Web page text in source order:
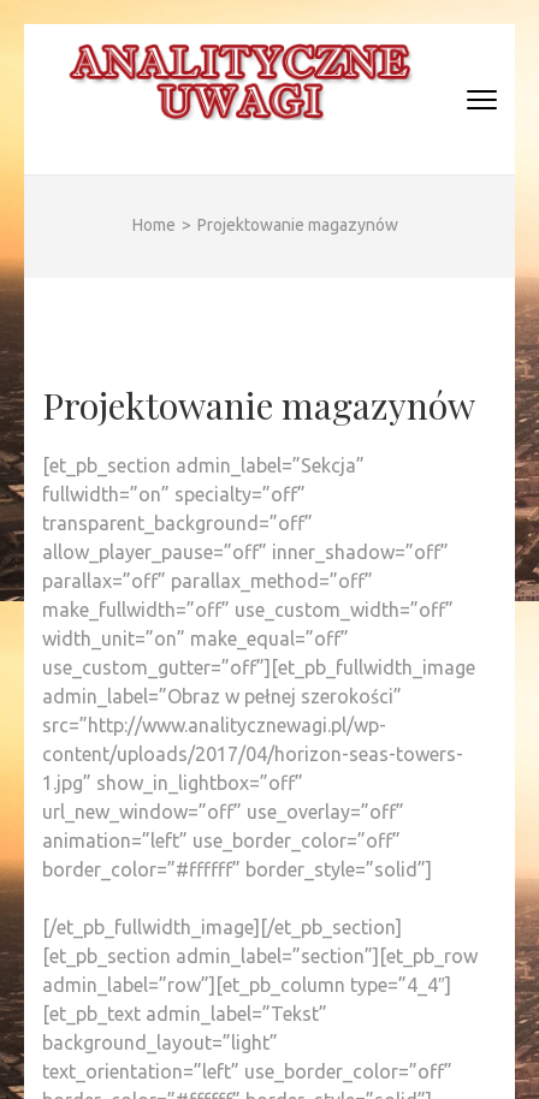
Home > Projektowanie magazynów
Projektowanie magazynów
[et_pb_section admin_label=”Sekcja”
fullwidth=”on” specialty=”off”
transparent_background=”off”
allow_player_pause=”off” inner_shadow=”off”
parallax=”off” parallax_method=”off”
make_fullwidth=”off” use_custom_width=”off”
width_unit=”on” make_equal=”off”
use_custom_gutter=”off”][et_pb_fullwidth_image
admin_label=”Obraz w pełnej szerokości”
src=”http://www.analitycznewagi.pl/wp-
content/uploads/2017/04/horizon-seas-towers-
1.jpg” show_in_lightbox=”off”
url_new_window=”off” use_overlay=”off”
animation=”left” use_border_color=”off”
border_color=”#ffffff” border_style=”solid”]
[/et_pb_fullwidth_image][/et_pb_section]
[et_pb_section admin_label=”section”][et_pb_row
admin_label=”row”][et_pb_column type=”4_4″]
[et_pb_text admin_label=”Tekst”
background_layout=”light”
text_orientation=”left” use_border_color=”off”